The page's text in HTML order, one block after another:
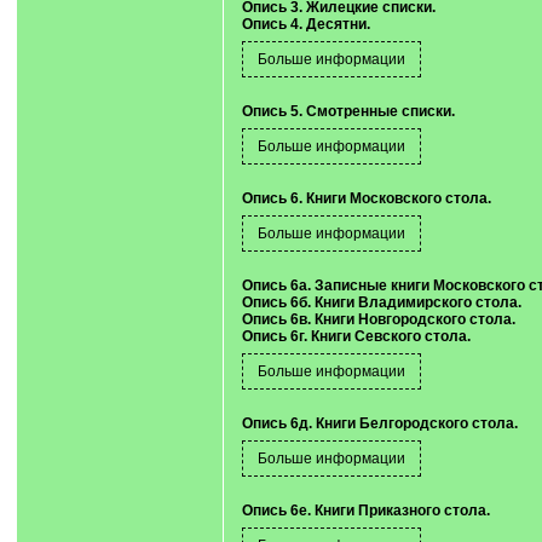
Опись 3. Жилецкие списки.
Опись 4. Десятни.
Опись 5. Смотренные списки.
Опись 6. Книги Московского стола.
Опись 6а. Записные книги Московского
Опись 6б. Книги Владимирского стола.
Опись 6в. Книги Новгородского стола.
Опись 6г. Книги Севского стола.
Опись 6д. Книги Белгородского стола.
Опись 6е. Книги Приказного стола.